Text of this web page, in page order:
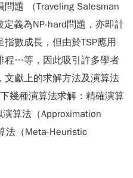
題 （Traveling Salesman
定義為NP-hard問題，亦即計
數成長，但由於TSP應用
程…等，因此吸引許多學者
文獻上的求解方法及演算法
幾種演算法求解：精確演算
算法（Approximation
法（Meta-Heuristic